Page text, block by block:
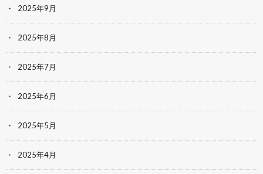
2025年9月
2025年8月
2025年7月
2025年6月
2025年5月
2025年4月